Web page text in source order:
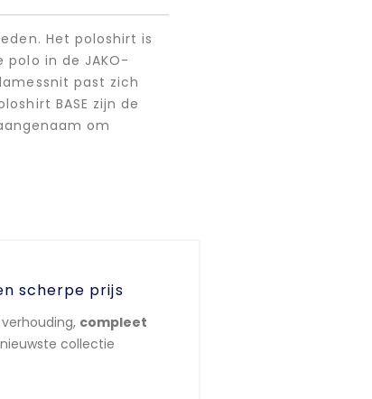
Het poloshirt is
polo in de JAKO-
past zich
BASE zijn de
om
scherpe prijs
compleet
collectie